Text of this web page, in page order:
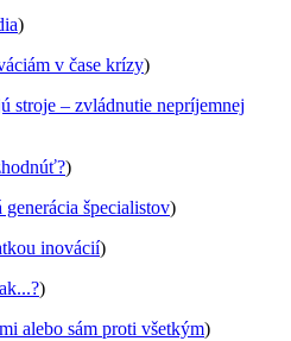
)
v čase krízy)
stroje – zvládnutie nepríjemnej
)
generácia špecialistov)
inovácií)
)
alebo sám proti všetkým)